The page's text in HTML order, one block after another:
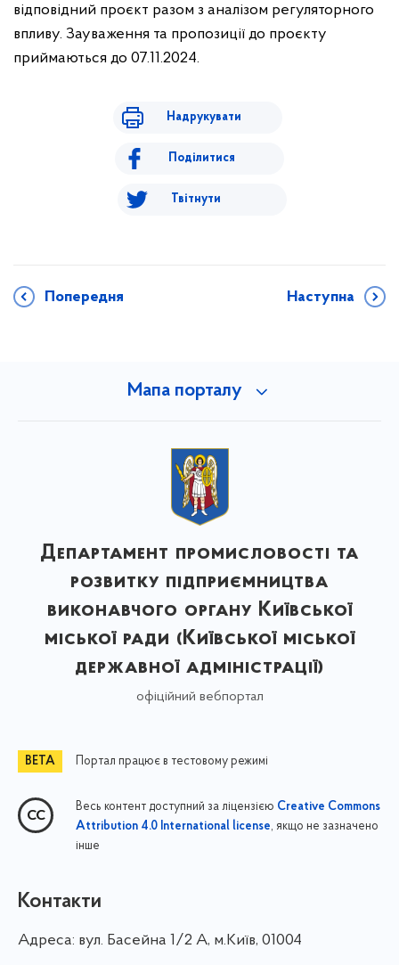
відповідний проєкт разом з аналізом регуляторного
впливу. Зауваження та пропозиції до проєкту
приймаються до 07.11.2024.
Надрукувати
Поділитися
Твітнути
Попередня Наступна
Мапа порталу
Департамент промисловості та
розвитку підприємництва
виконавчого органу Київської
міської ради (Київської міської
державної адміністрації)
офіційний вебпортал
Портал працює в тестовому режимі
Весь контент доступний за ліцензією Creative Commons
Attribution 4.0 International license, якщо не зазначено
інше
Контакти
Адреса: вул. Басейна 1/⁠2 А, м.Київ, 01004